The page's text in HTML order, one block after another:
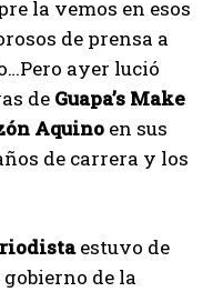
la vemos en esos
de prensa a
ayer lució
de Guapa’s Make
Aquino en sus
de carrera y los
estuvo de
de la